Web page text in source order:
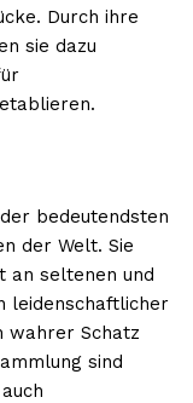
Durch ihre
sie dazu
bedeutendsten
der Welt. Sie
an seltenen und
leidenschaftlicher
wahrer Schatz
sind